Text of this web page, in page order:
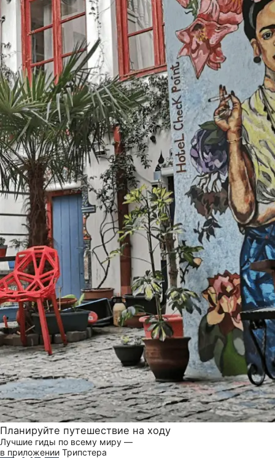
Планируйте путешествие на ходу
Лучшие гиды по всему миру —
в приложении Трипстера